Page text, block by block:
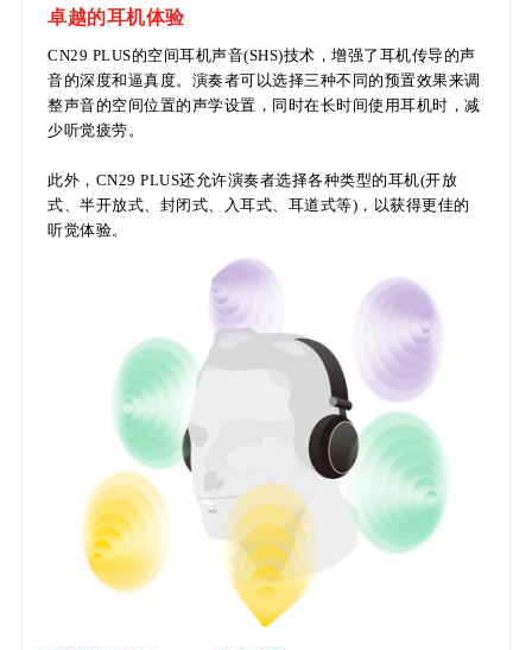
卓越的耳机体验
CN29 PLUS的空间耳机声音(SHS)技术，增强了耳机传导的声
音的深度和逼真度。演奏者可以选择三种不同的预置效果来调
整声音的空间位置的声学设置，同时在长时间使用耳机时，减
少听觉疲劳。
此外，CN29 PLUS还允许演奏者选择各种类型的耳机(开放
式、半开放式、封闭式、入耳式、耳道式等)，以获得更佳的
听觉体验。